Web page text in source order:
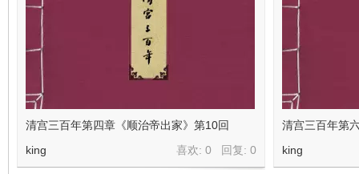
看
清宫三百年第四章《顺治帝出家》第10回
喜欢: 0 回复: 0
king
清宫三百年第
king